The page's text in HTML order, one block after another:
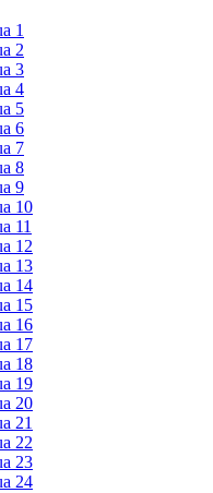
1
2
3
4
5
6
7
8
9
10
11
12
13
14
15
16
17
18
19
20
21
22
23
24